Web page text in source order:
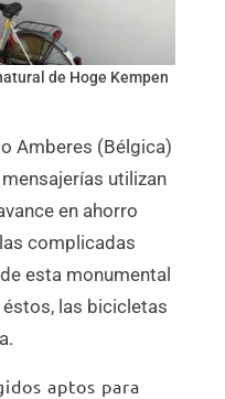
de Hoge Kempen
Amberes (Bélgica)
utilizan
en ahorro
complicadas
esta monumental
las bicicletas
aptos para